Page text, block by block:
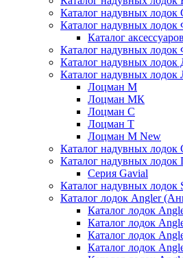
Каталог надувных лодок
Каталог надувных лодок
Каталог
Каталог надувных лодок
Каталог надувных лодок
Каталог надувных лодок
Лоцман М
Лоцман МК
Лоцман С
Лоцман Т
Лоцман М New
Каталог надувных лодок
Каталог надувных лодок
Серия Gavial
Каталог надувных лодок
Каталог лодок Angler
Каталог лодок
Каталог лодок
Каталог лодок
Каталог лодок